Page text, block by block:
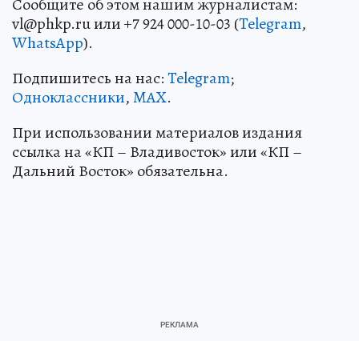
vl@phkp.ru или +7 924 000-10-03 (Telegram,
WhatsApp).
Подпишитесь на нас:Telegram;
Одноклассники,MAX.
При использовании материалов издания
ссылка на «КП – Владивосток» или «КП –
Дальний Восток» обязательна.